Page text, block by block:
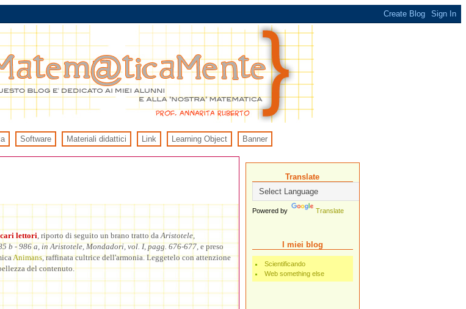
Software Materiali didattici Link Learning Object Banner
Translate
Powered by Translate
I miei blog
Scientificando
Web something else
lettori, riporto di seguito un brano tratto daAristotele,
b - 986 a, in Aristotele, Mondadori, vol. I, pagg. 676-677,e preso
Animans, raffinata cultrice dell'armonia. Leggetelo con attenzione
del contenuto.